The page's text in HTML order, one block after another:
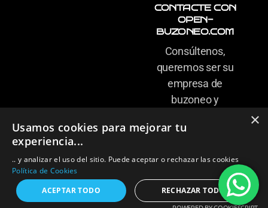
CONTACTE CON
OPEN-
BUZONEO.COM
Consúltenos,
queremos ser su
empresa de
buzoneo y
confianza
×
Usamos cookies para mejorar tu
experiencia...
.. y analizar el uso del sitio. Puede aceptar o rechazar las cookies
Política de Cookies
ACEPTAR TODO
RECHAZAR TODO